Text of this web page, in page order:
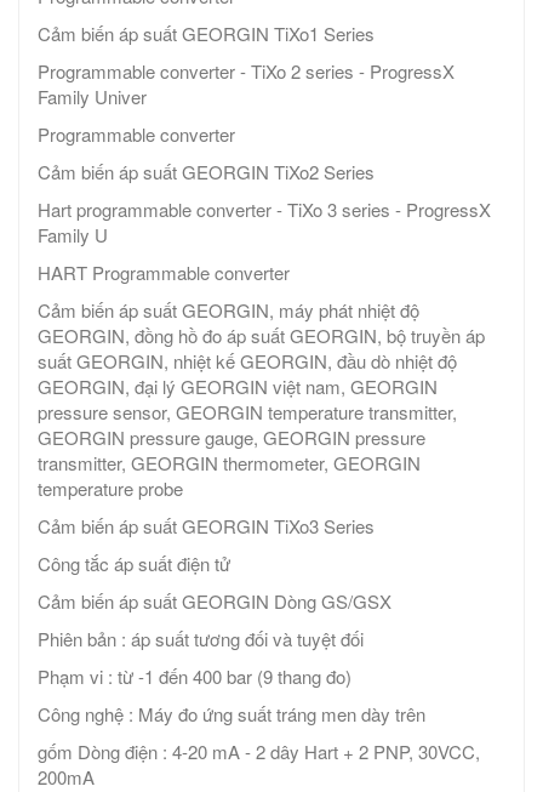
Cảm biến áp suất GEORGIN TiXo1 Series
Programmable converter - TiXo 2 series - ProgressX
Family Univer
Programmable converter
Cảm biến áp suất GEORGIN TiXo2 Series
Hart programmable converter - TiXo 3 series - ProgressX
Family U
HART Programmable converter
Cảm biến áp suất GEORGIN, máy phát nhiệt độ
GEORGIN, đồng hồ đo áp suất GEORGIN, bộ truyền áp
suất GEORGIN, nhiệt kế GEORGIN, đầu dò nhiệt độ
GEORGIN, đại lý GEORGIN việt nam, GEORGIN
pressure sensor, GEORGIN temperature transmitter,
GEORGIN pressure gauge, GEORGIN pressure
transmitter, GEORGIN thermometer, GEORGIN
temperature probe
Cảm biến áp suất GEORGIN TiXo3 Series
Công tắc áp suất điện tử
Cảm biến áp suất GEORGIN Dòng GS/GSX
Phiên bản : áp suất tương đối và tuyệt đối
Phạm vi : từ -1 đến 400 bar (9 thang đo)
Công nghệ : Máy đo ứng suất tráng men dày trên
gốm Dòng điện : 4-20 mA - 2 dây Hart + 2 PNP, 30VCC,
200mA